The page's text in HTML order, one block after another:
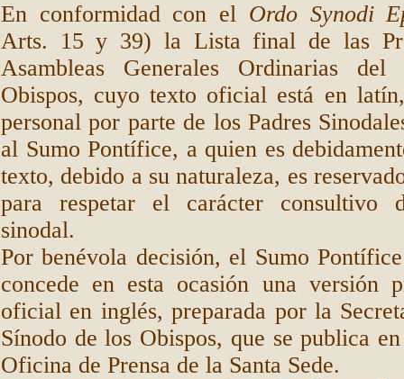
En conformidad con el Ordo Synodi
Arts. 15 y 39) la Lista final de las
Asambleas Generales Ordinarias
Obispos, cuyo texto oficial está en
personal por parte de los Padres
al Sumo Pontífice, a quien es
texto, debido a su naturaleza, es
para respetar el carácter consultivo
sinodal.
Por benévola decisión, el Sumo
concede en esta ocasión una versión
oficial en inglés, preparada por la
Sínodo de los Obispos, que se publica
Oficina de Prensa de la Santa Sede.